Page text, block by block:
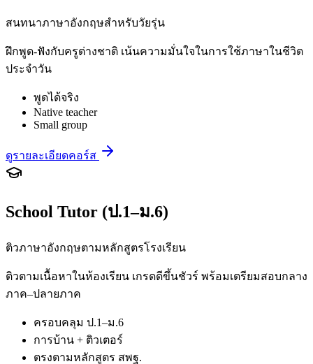
สนทนาภาษาอังกฤษสำหรับวัยรุ่น
ฝึกพูด-ฟังกับครูต่างชาติ เน้นความมั่นใจในการใช้ภาษาในชีวิต
ประจำวัน
พูดได้จริง
Native teacher
Small group
ดูรายละเอียดคอร์ส
School Tutor (ป.1–ม.6)
ติวภาษาอังกฤษตามหลักสูตรโรงเรียน
ติวตามเนื้อหาในห้องเรียน เกรดดีขึ้นชัวร์ พร้อมเตรียมสอบกลาง
ภาค–ปลายภาค
ครอบคลุม ป.1–ม.6
การบ้าน + ติวเตอร์
ตรงตามหลักสูตร สพฐ.